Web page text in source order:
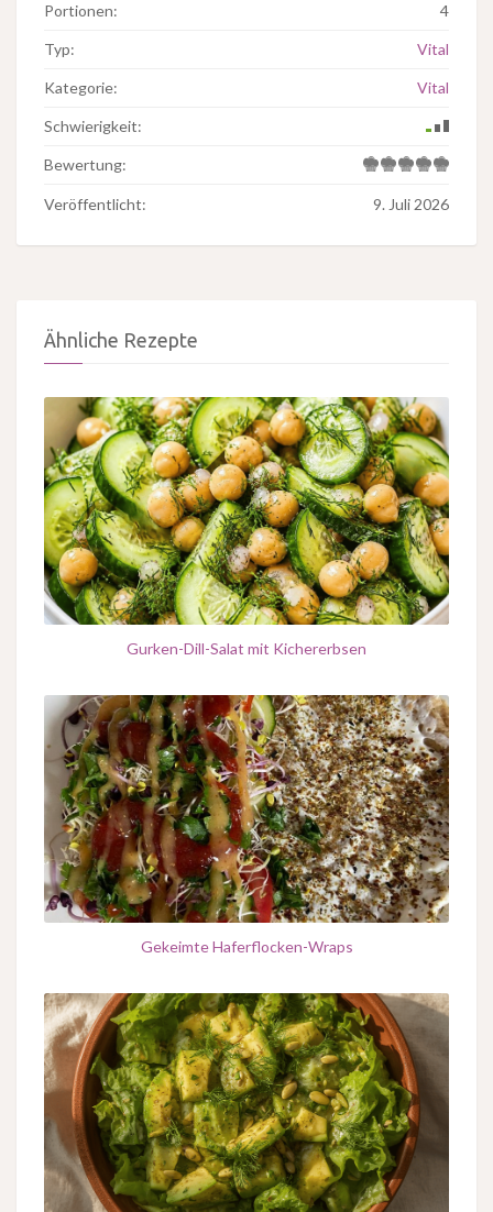
Portionen: 4
Typ: Vital
Kategorie: Vital
Schwierigkeit:
Bewertung:
Veröffentlicht: 9. Juli 2026
Ähnliche Rezepte
Gurken-Dill-Salat mit Kichererbsen
Gekeimte Haferflocken-Wraps